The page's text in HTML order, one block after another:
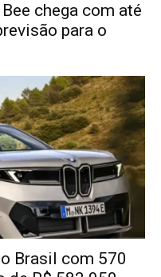
chega com até
para o
Brasil com 570